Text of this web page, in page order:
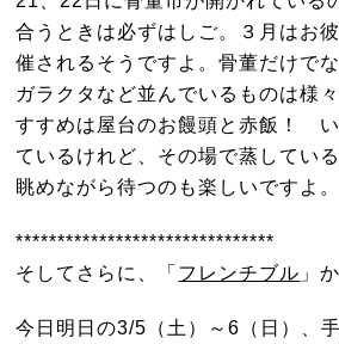
合うときは必ずはしご。３月はお
催されるそうですよ。骨董だけで
ガラクタなど並んでいるものは様
すすめは屋台のお饅頭と赤飯！
ているけれど、その場で蒸してい
眺めながら待つのも楽しいですよ。
*******************************
そしてさらに、「フレンチブル 」
今日明日の3/5（土）～6（日）、